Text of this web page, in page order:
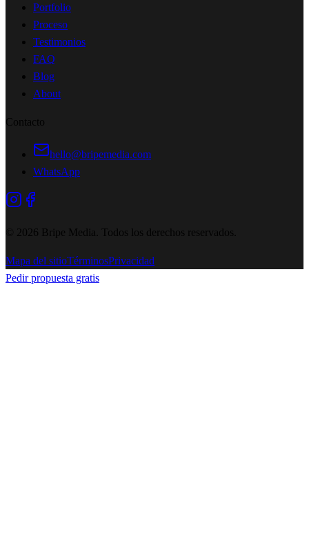
Portfolio
Proceso
Testimonios
FAQ
Blog
About
Contacto
hello@bripemedia.com
WhatsApp
© 2026 Bripe Media. Todos los derechos reservados
Mapa del sitioTérminosPrivacidad
Pedir propuesta gratis